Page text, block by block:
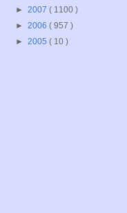
► 2007 ( 1100 )
► 2006 ( 957 )
► 2005 ( 10 )